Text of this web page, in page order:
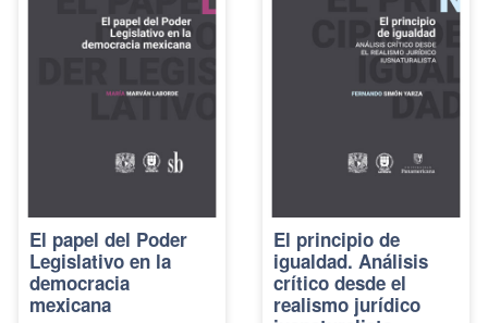
El papel del Poder
Legislativo en la
democracia
mexicana
El principio de
igualdad. Análisis
crítico desde el
realismo jurídico